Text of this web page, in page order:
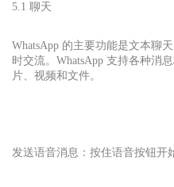
5.1 聊天
WhatsApp 的主要功能是文本聊
时交流。WhatsApp 支持各种消
片、视频和文件。
发送语音消息：按住语音按钮开